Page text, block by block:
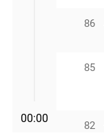
00:00
86
85
82